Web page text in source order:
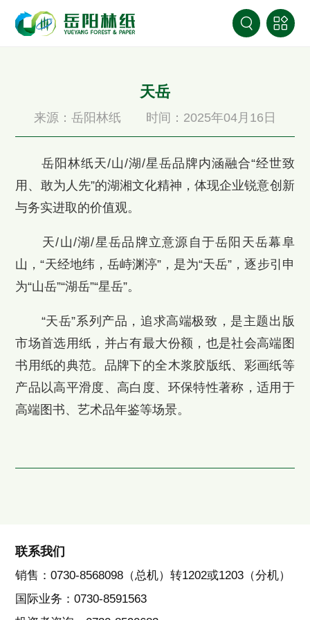
天岳
来源：岳阳林纸 时间：2025年04月16日
岳阳林纸天/山/湖/星岳品牌内涵融合“经世致
用、敢为人先”的湖湘文化精神，体现企业锐意创新
与务实进取的价值观。
天/山/湖/星岳品牌立意源自于岳阳天岳幕阜
山，“天经地纬，岳峙渊渟”，是为“天岳”，逐步引申
为“山岳”“湖岳”“星岳”。
“天岳”系列产品，追求高端极致，是主题出版
市场首选用纸，并占有最大份额，也是社会高端图
书用纸的典范。品牌下的全木浆胶版纸、彩画纸等
产品以高平滑度、高白度、环保特性著称，适用于
高端图书、艺术品年鉴等场景。
联系我们
销售：0730-8568098（总机）转1202或1203（分机）
国际业务：0730-8591563